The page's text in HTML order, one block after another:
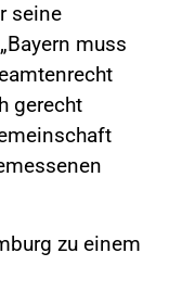
seine
muss
gerecht
zu einem